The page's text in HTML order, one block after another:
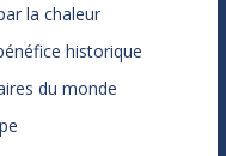
la chaleur
historique
du monde